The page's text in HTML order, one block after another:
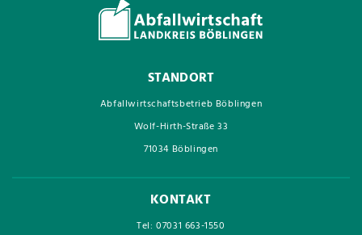
STANDORT
Abfallwirtschaftsbetrieb Böblingen
Wolf-Hirth-Straße 33
71034 Böblingen
KONTAKT
Tel: 07031 663-1550